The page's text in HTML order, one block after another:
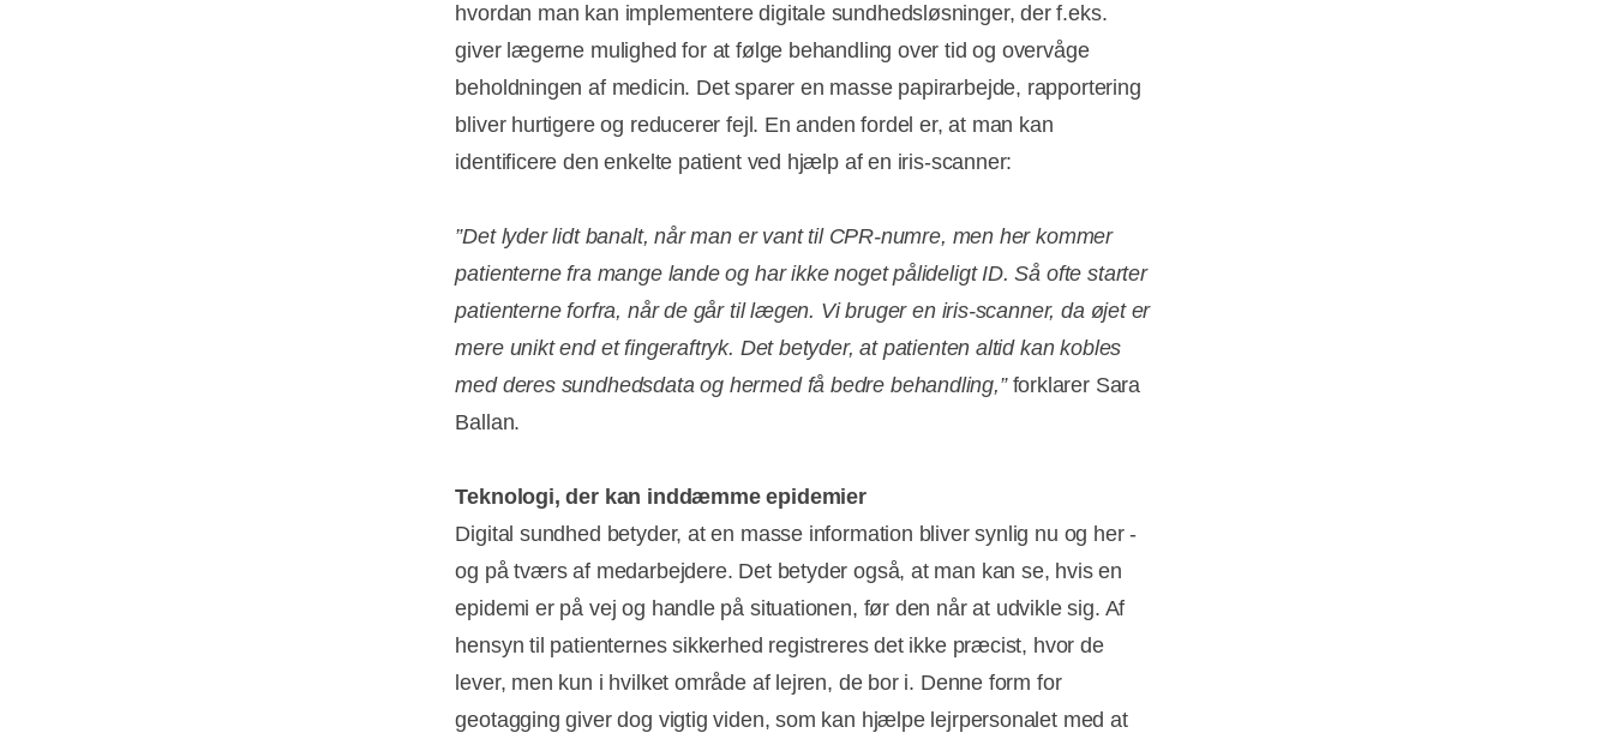
hvordan man kan implementere digitale sundhedsløsninger, der f.eks.
giver lægerne mulighed for at følge behandling over tid og overvåge
beholdningen af medicin. Det sparer en masse papirarbejde, rapportering
bliver hurtigere og reducerer fejl. En anden fordel er, at man kan
identificere den enkelte patient ved hjælp af en iris-scanner:
”Det lyder lidt banalt, når man er vant til CPR-numre, men her kommer
patienterne fra mange lande og har ikke noget pålideligt ID. Så ofte starter
patienterne forfra, når de går til lægen. Vi bruger en iris-scanner, da øjet er
mere unikt end et fingeraftryk. Det betyder, at patienten altid kan kobles
med deres sundhedsdata og hermed få bedre behandling,” forklarer Sara
Ballan.
Teknologi, der kan inddæmme epidemier
Digital sundhed betyder, at en masse information bliver synlig nu og her -
og på tværs af medarbejdere. Det betyder også, at man kan se, hvis en
epidemi er på vej og handle på situationen, før den når at udvikle sig. Af
hensyn til patienternes sikkerhed registreres det ikke præcist, hvor de
lever, men kun i hvilket område af lejren, de bor i. Denne form for
geotagging giver dog vigtig viden, som kan hjælpe lejrpersonalet med at